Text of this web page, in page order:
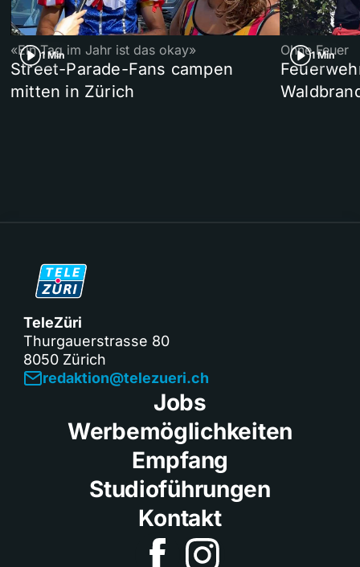
1 Min
«Ein Tag im Jahr ist das okay»
Street-Parade-Fans campen
mitten in Zürich
1 Min
Ohne Feuer
TeleZüri
Thurgauerstrasse 80
8050 Zürich
redaktion@telezueri.ch
Jobs
Werbemöglichkeiten
Empfang
Studioführungen
Kontakt